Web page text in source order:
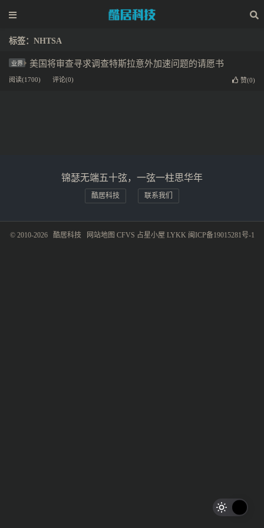
标签：NHTSA
业界 美国将审查寻求调查特斯拉意外加速问题的请愿书
阅读(1700) 评论(0) 赞(0)
锦瑟无端五十弦，一弦一柱思华年
酷居科技 联系我们
© 2010-2026 酷居科技 网站地图 CFVS 占星小屋 LYKK 闽ICP备19015281号-1